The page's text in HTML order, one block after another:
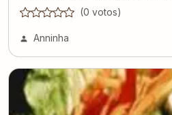
(0 votos)
Anninha